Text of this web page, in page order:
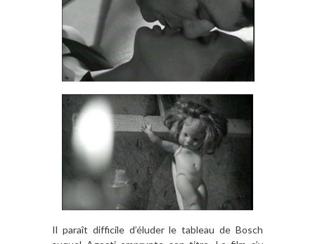
Il paraît difficile d’éluder le tableau de Bosch